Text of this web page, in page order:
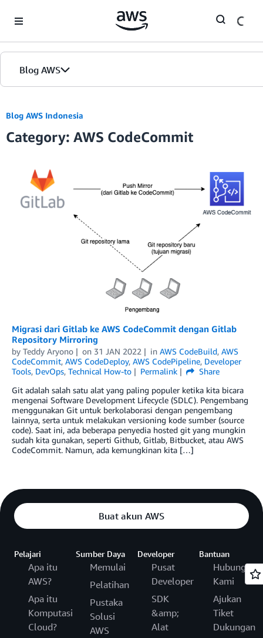
Blog AWS
Beranda
Edisi
Blog AWS Indonesia
Category: AWS CodeCommit
Migrasi dari Gitlab ke AWS CodeCommit dengan Gitlab
Repository Mirroring
by Teddy Aryono on 31 JAN 2022 in AWS CodeBuild, AWS
CodeCommit, AWS CodeDeploy, AWS CodePipeline, Developer
Tools, DevOps, Technical How-to Permalink
Share
Git adalah salah satu alat yang paling populer ketika kita bicara
mengenai Software Development Lifecycle (SDLC). Pengembang
menggunakan Git untuk berkolaborasi dengan pengembang
lainnya, serta untuk melakukan versioning kode sumber (source
code). Saat ini, ada beberapa penyedia hosted git yang mungkin
sudah kita gunakan, seperti Github, Gitlab, Bitbucket, atau AWS
CodeCommit. Namun, ada kemungkinan kita […]
Buat akun AWS
Pelajari
Apa itu
AWS?
Apa itu
Komputasi
Cloud?
Sumber Daya
Memulai
Pelatihan
Pustaka
Solusi
AWS
Developer
Pusat
Developer
SDK
&amp;
Alat
Bantuan
Hubungi
Kami
Ajukan
Tiket
Dukungan